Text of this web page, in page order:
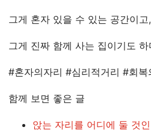
그게 혼자 있을 수 있는 공간이고,
그게 진짜 함께 사는 집이기도 하
#혼자의자리 #심리적거리 #회
함께 보면 좋은 글
앉는 자리를 어디에 둘 것